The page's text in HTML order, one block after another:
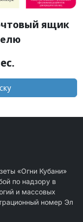
ящик
«Огни Кубани»
по надзору в
и массовых
номер Эл